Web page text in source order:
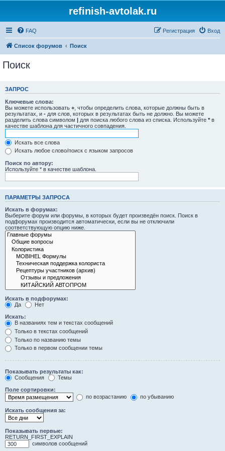
refinish-avtolak.ru
FAQ Вход
Регистрация
Список форумов Поиск
Поиск
ЗАПРОС
Ключевые слова:
Вы можете использовать + , чтобы определить слова, которые должны быть в
результатах, и - для слов, которых в результатах быть не должно. Вы можете
разделить слова символом | для поиска любого слова из списка. Используйте * в
качестве шаблона для частичного совпадения.
Искать все слова
Искать любое слово/поиск с языком запросов
Поиск по автору:
Используйте * в качестве шаблона.
ПАРАМЕТРЫ ЗАПРОСА
Искать в форумах:
Выберите форум или форумы, в которых будет произведён поиск. Поиск в
подфорумах производится автоматически, если вы не отключили
соответствующую опцию ниже.
Искать в подфорумах:
Да
Нет
Искать:
В названиях тем и текстах сообщений
Только в текстах сообщений
Только по названию темы
Только в первом сообщении темы
Показывать результаты как:
Сообщения
Темы
Поле сортировки:
по возрастанию
по убыванию
Искать сообщения за:
Показывать первые:
RETURN_FIRST_EXPLAIN
символов сообщений